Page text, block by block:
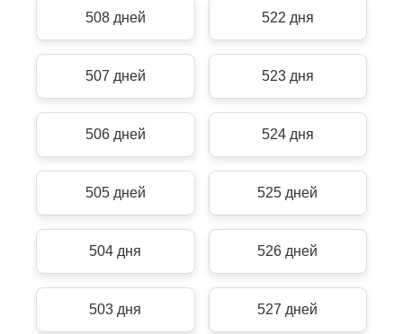
508 дней 522 дня
507 дней 523 дня
506 дней 524 дня
505 дней 525 дней
504 дня 526 дней
503 дня 527 дней